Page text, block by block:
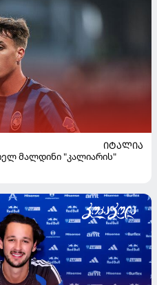
ᲘᲢᲐᲚᲘᲐ
მალდინი "კალიარის"